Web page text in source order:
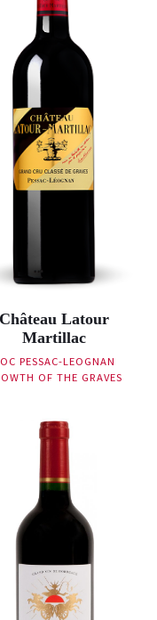
Château Latour
Martillac
PESSAC-LEOGNAN
OF THE GRAVES